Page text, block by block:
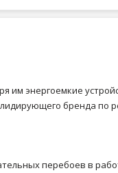
им энергоемкие
бренда по
перебоев в